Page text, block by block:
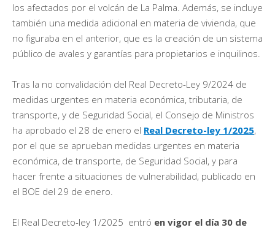
los afectados por el volcán de La Palma. Además, se incluye
también una medida adicional en materia de vivienda, que
no figuraba en el anterior, que es la creación de un sistema
público de avales y garantías para propietarios e inquilinos.
Tras la no convalidación del Real Decreto-Ley 9/2024 de
medidas urgentes en materia económica, tributaria, de
transporte, y de Seguridad Social, el Consejo de Ministros
ha aprobado el 28 de enero el Real Decreto-ley 1/2025,
por el que se aprueban medidas urgentes en materia
económica, de transporte, de Seguridad Social, y para
hacer frente a situaciones de vulnerabilidad, publicado en
el BOE del 29 de enero.
El Real Decreto-ley 1/2025 entró en vigor el día 30 de